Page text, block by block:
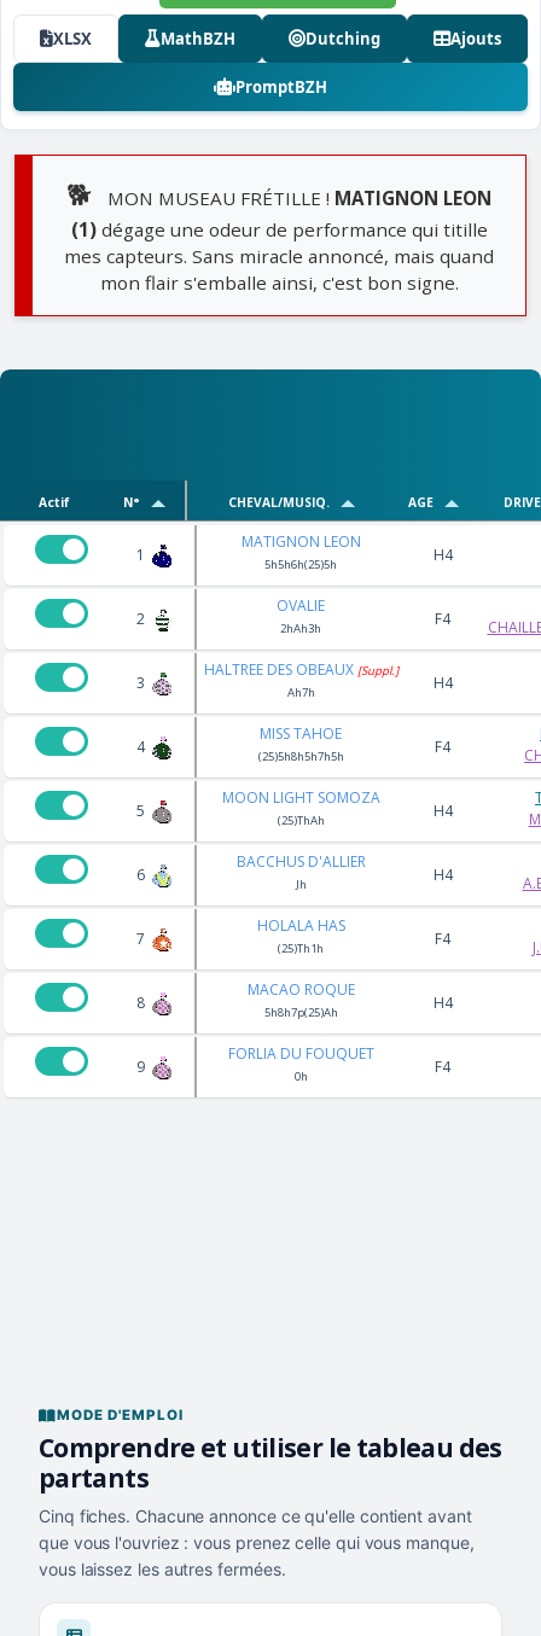
XLSX MathBZH Dutching Ajouts
PromptBZH
🐕 MON MUSEAU FRÉTILLE ! MATIGNON LEON
(1)dégage une odeur de performance qui titille
mes capteurs. Sans miracle annoncé, mais quand
mon flair s'emballe ainsi, c'est bon signe.
Actif N° CHEVAL/MUSIQ. AGE
1
MATIGNON LEON
5h5h6h(25)5h H4
2
OVALIE
2hAh3h F4
3
HALTREE DES OBEAUX [Suppl.]
Ah7h
H4
4
MISS TAHOE
(25)5h8h5h7h5h F4
5
MOON LIGHT SOMOZA
(25)ThAh H4
6
BACCHUS D'ALLIER
Jh H4
7
HOLALA HAS
(25)Th1h F4
8
MACAO ROQUE
5h8h7p(25)Ah H4
9
FORLIA DU FOUQUET
0h F4
MODE D'EMPLOI
Comprendre et utiliser le tableau des
partants
Cinq fiches. Chacune annonce ce qu'elle contient avant
que vous l'ouvriez : vous prenez celle qui vous manque,
vous laissez les autres fermées.